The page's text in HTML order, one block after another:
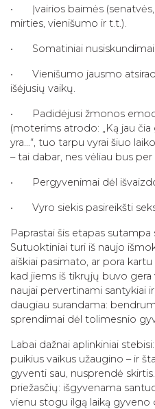
• Įvairios baimės
mirties, vienišumo ir t.t.).
• Somatiniai nusiskundimai
• Vienišumo jausmo
išėjusių vaikų.
• Padidėjusi žmonos
(moterims atrodo: „Ką jau
yra…“, tuo tarpu vyrai šiuo
– tai dabar, nes vėliau bus per
• Pergyvenimai dėl
• Vyro siekis pasireikšti
Paprastai šis etapas
Sutuoktiniai turi iš naujo
aiškiai pasimato, ar pora
kad jiems iš tikrųjų buvo
naujai pervertinami santykiai
daugiau surandama:
sprendimai dėl tolimesnio
Labai dažnai aplinkiniai
puikius vaikus užaugino – ir
gyventi sau, nusprendė
priežasčių: išgyvenama
vienu stogu ilgą laiką gyveno